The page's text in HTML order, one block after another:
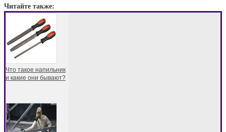
Читайте также:
Что такое напильник
и какие они бывают?